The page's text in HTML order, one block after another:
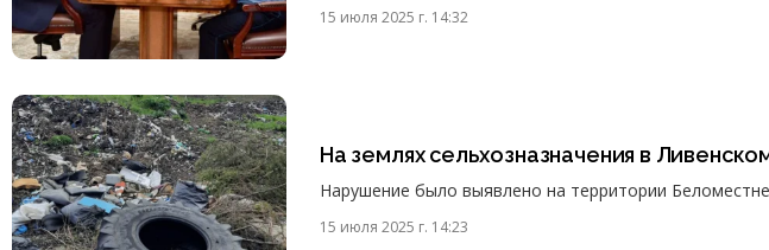
15 июля 2025 г. 14:32
На землях сельхозназначения в
Нарушение было выявлено на территории
15 июля 2025 г. 14:23